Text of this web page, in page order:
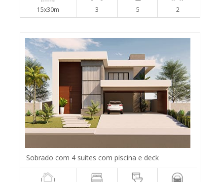
15x30m 3 5 2
Sobrado com 4 suítes com piscina e deck